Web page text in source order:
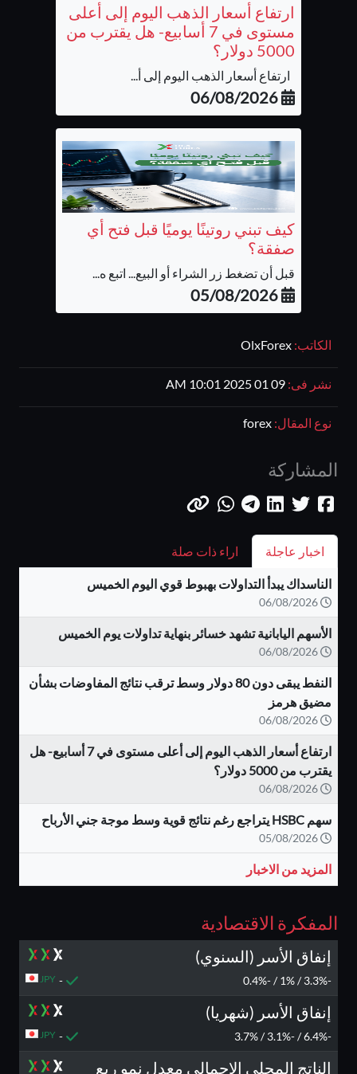
الكاتب:
نشر فى:
نوع المقال:
المشاركة
اخبار عاجلة اراء ذات صلة
الناسداك يبدأ التداولات بهبوط قوي اليوم الخميس
الأسهم اليابانية تشهد خسائر بنهاية تداولات يوم الخميس
النفط يبقى دون 80 دولار وسط ترقب نتائج المفاوضات بشأن
مضيق هرمز
ارتفاع أسعار الذهب اليوم إلى أعلى مستوى في 7 أسابيع- هل
يقترب من 5000 دولار؟
سهم HSBC يتراجع رغم نتائج قوية وسط موجة جني الأرباح
المزيد من الاخبار
المفكرة الاقتصادية
إنفاق الأسر (السنوي)
-3.3% / 1% / -0.4%
-
JPY
إنفاق الأسر (شهريا)
-6.4% / -3.1% / 3.7%
-
JPY
الناتج المحلي الإجمالي معدل نمو ربع
ارتفاع أسعار الذهب اليوم إلى أعلى
مستوى في 7 أسابيع- هل يقترب من
5000 دولار؟
ارتفاع أسعار الذهب اليوم إلى أ...
06/08/2026
كيف تبني روتينًا يوميًا قبل فتح أي
صفقة؟
قبل أن تضغط زر الشراء أو البيع... اتبع ه...
05/08/2026